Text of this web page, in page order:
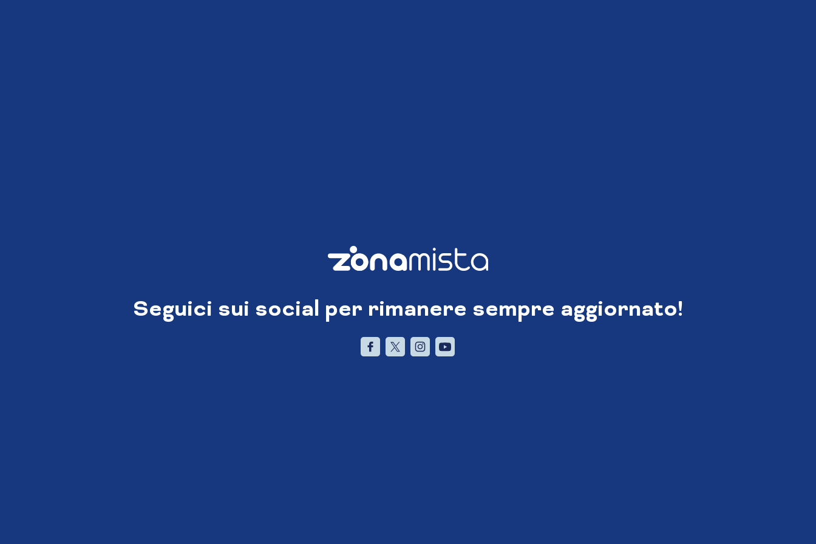
Seguici sui social per rimanere sempre aggiornato!